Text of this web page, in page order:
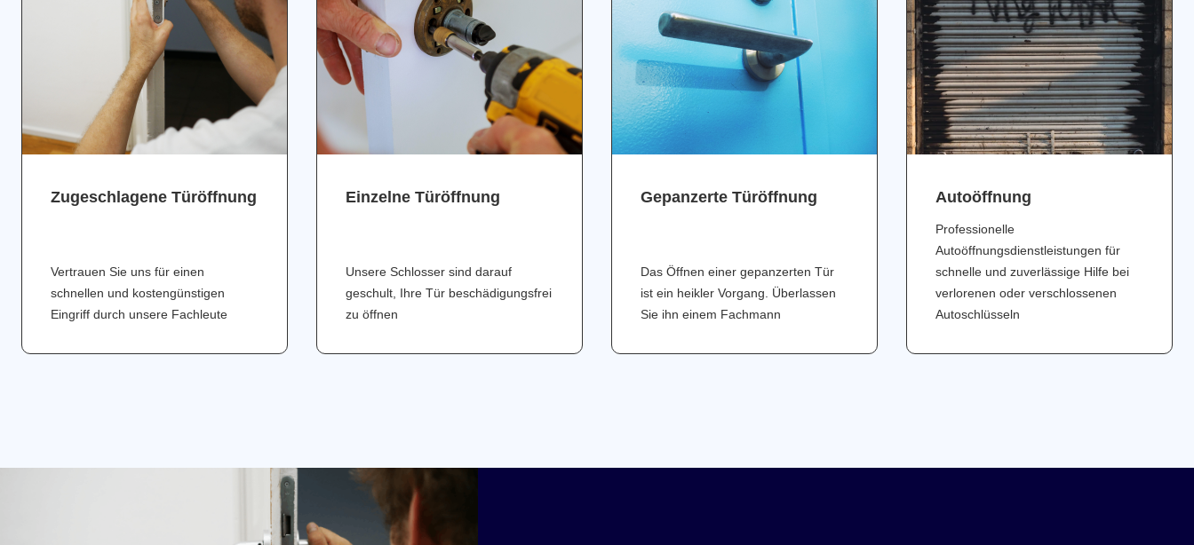
Zugeschlagene Türöffnung
Vertrauen Sie uns für einen
schnellen und kostengünstigen
Eingriff durch unsere Fachleute
Einzelne Türöffnung
Unsere Schlosser sind darauf
geschult, Ihre Tür beschädigungsfrei
zu öffnen
Gepanzerte Türöffnung
Das Öffnen einer gepanzerten Tür
ist ein heikler Vorgang. Überlassen
Sie ihn einem Fachmann
Аutoöffnung
Professionelle
Autoöffnungsdienstleistungen für
schnelle und zuverlässige Hilfe bei
verlorenen oder verschlossenen
Autoschlüsseln